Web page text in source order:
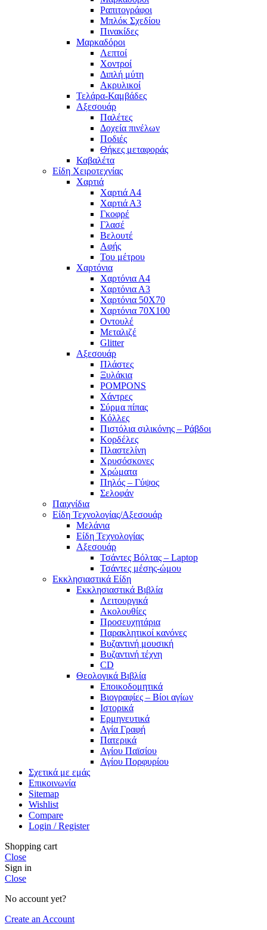
Ραπιτογράφοι
Μπλόκ Σχεδίου
Πινακίδες
Μαρκαδόροι
Λεπτοί
Χοντροί
Διπλή μύτη
Ακρυλικοί
Τελάρα-Καμβάδες
Αξεσουάρ
Παλέτες
Δοχεία πινέλων
Ποδιές
Θήκες μεταφοράς
Καβαλέτα
Είδη Χειροτεχνίας
Χαρτιά
Χαρτιά Α4
Χαρτιά Α3
Γκοφρέ
Γλασέ
Βελουτέ
Αφής
Του μέτρου
Χαρτόνια
Χαρτόνια Α4
Χαρτόνια Α3
Χαρτόνια 50Χ70
Χαρτόνια 70Χ100
Οντουλέ
Μεταλιζέ
Glitter
Αξεσουάρ
Πλάστες
Ξυλάκια
POMPONS
Χάντρες
Σύρμα πίπας
Κόλλες
Πιστόλια σιλικόνης – Ράβδοι
Κορδέλες
Πλαστελίνη
Χρυσόσκονες
Χρώματα
Πηλός – Γύψος
Σελοφάν
Παιχνίδια
Είδη Τεχνολογίας/Αξεσουάρ
Μελάνια
Είδη Τεχνολογίας
Αξεσουάρ
Τσάντες Βόλτας – Laptop
Τσάντες μέσης-ώμου
Εκκλησιαστικά Είδη
Εκκλησιαστικά Βιβλία
Λειτουργικά
Ακολουθίες
Προσευχητάρια
Παρακλητικοί κανόνες
Βυζαντινή μουσική
Βυζαντινή τέχνη
CD
Θεολογικά Βιβλία
Εποικοδομητικά
Βιογραφίες – Βίοι αγίων
Ιστορικά
Ερμηνευτικά
Αγία Γραφή
Πατερικά
Αγίου Παϊσίου
Αγίου Πορφυρίου
Σχετικά με εμάς
Επικοινωνία
Sitemap
Wishlist
Compare
Login / Register
Shopping cart
Close
Sign in
Close
No account yet?
Create an Account